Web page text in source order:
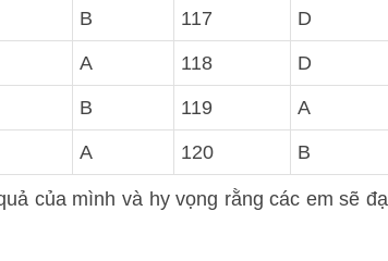
B 117 D
A 118 D
B 119 A
A 120 B
của mình và hy vọng rằng các em sẽ